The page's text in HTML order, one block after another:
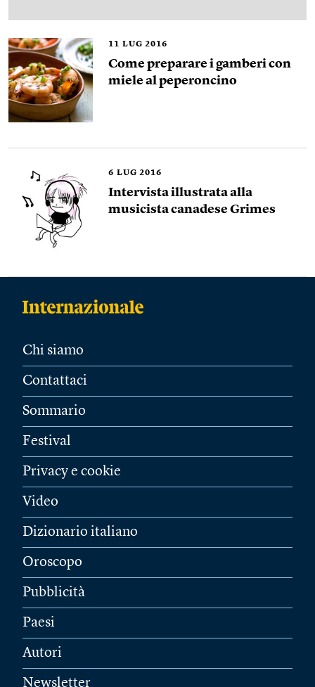
11 LUG 2016
Come preparare i gamberi con
miele al peperoncino
6 LUG 2016
Intervista illustrata alla
musicista canadese Grimes
Chi siamo
Contattaci
Sommario
Festival
Privacy e cookie
Video
Dizionario italiano
Oroscopo
Pubblicità
Paesi
Autori
Newsletter